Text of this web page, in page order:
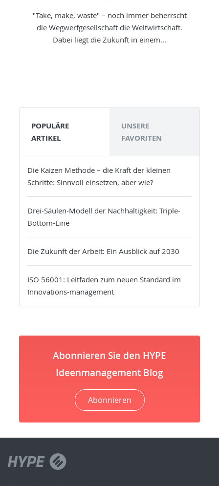
"Take, make, waste" – noch immer beherrscht
die Wegwerfgesellschaft die Weltwirtschaft.
Dabei liegt die Zukunft in einem...
POPULÄRE
ARTIKEL
UNSERE
FAVORITEN
Die Kaizen Methode – die Kraft der kleinen
Schritte: Sinnvoll einsetzen, aber wie?
Drei-Säulen-Modell der Nachhaltigkeit: Triple-
Bottom-Line
Die Zukunft der Arbeit: Ein Ausblick auf 2030
ISO 56001: Leitfaden zum neuen Standard im
Innovations-management
Abonnieren Sie den HYPE
Ideenmanagement Blog
Abonnieren